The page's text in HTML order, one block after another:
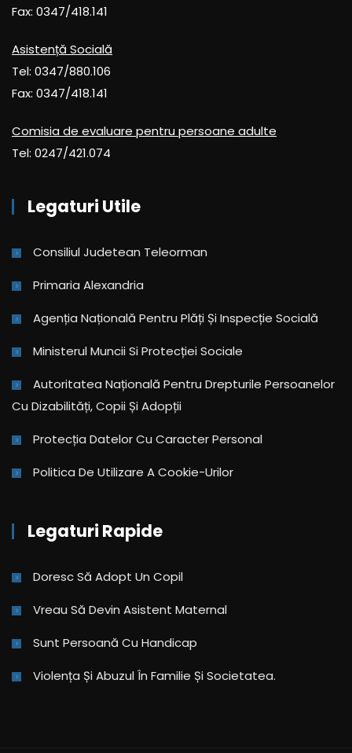
Fax: 0347/418.141
Asistență Socială
Tel: 0347/880.106
Fax: 0347/418.141
Comisia de evaluare pentru persoane adulte
Tel: 0247/421.074
Legaturi Utile
Consiliul Judetean Teleorman
Primaria Alexandria
Agenția Națională Pentru Plăți Și Inspecție Socială
Ministerul Muncii Si Protecției Sociale
Autoritatea Națională Pentru Drepturile Persoanelor
Cu Dizabilități, Copii Și Adopții
Protecția Datelor Cu Caracter Personal
Politica De Utilizare A Cookie-Urilor
Legaturi Rapide
Doresc Să Adopt Un Copil
Vreau Să Devin Asistent Maternal
Sunt Persoană Cu Handicap
Violența Și Abuzul În Familie Și Societatea.